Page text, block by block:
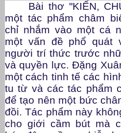
Bài thơ "KIẾN,
một tác phẩm châm
chỉ nhắm vào một cá
một vấn đề phổ quát
người trí thức trước
và quyền lực. Đặng
một cách tinh tế các
tu từ và các tác phẩm
để tạo nên một bức
đồi. Tác phẩm này
cho giới cầm bút mà